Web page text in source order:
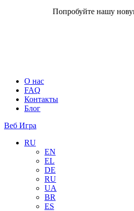
Попробуйте нашу
О нас
FAQ
Контакты
Блог
Веб Игра
RU
EN
EL
DE
RU
UA
BR
ES